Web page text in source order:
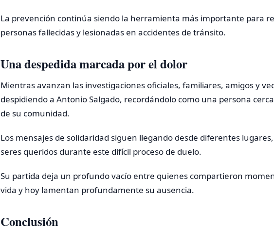
La prevención continúa siendo la herramienta más importante para
personas fallecidas y lesionadas en accidentes de tránsito.
Una despedida marcada por el dolor
Mientras avanzan las investigaciones oficiales, familiares, amigos y
despidiendo a Antonio Salgado, recordándolo como una persona
de su comunidad.
Los mensajes de solidaridad siguen llegando desde diferentes
seres queridos durante este difícil proceso de duelo.
Su partida deja un profundo vacío entre quienes compartieron
vida y hoy lamentan profundamente su ausencia.
Conclusión